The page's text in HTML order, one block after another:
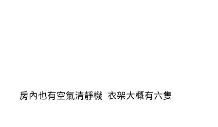
房內也有空氣清靜機 衣架大概有六隻